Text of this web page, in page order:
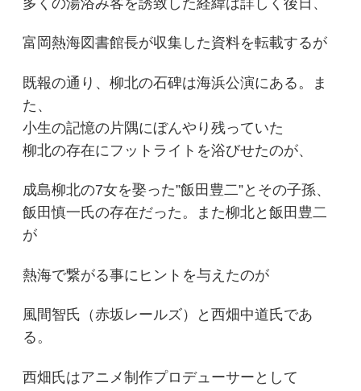
富岡熱海図書館長が収集した資料を転載するが
既報の通り、柳北の石碑は海浜公演にある。ま
た、
小生の記憶の片隅にぼんやり残っていた
柳北の存在にフットライトを浴びせたのが、
成島柳北の7女を娶った”飯田豊二”とその子孫、
飯田慎一氏の存在だった。また柳北と飯田豊二
が
熱海で繋がる事にヒントを与えたのが
風間智氏（赤坂レールズ）と西畑中道氏であ
る。
西畑氏はアニメ制作プロデューサーとして